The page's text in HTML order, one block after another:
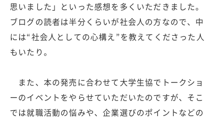
思いました」といった感想を多くいただきました。
ブログの読者は半分くらいが社会人の方なので、中
には“社会人としての心構え”を教えてくださった人
もいたり。
また、本の発売に合わせて大学生協でトークショ
ーのイベントをやらせていただいたのですが、そこ
では就職活動の悩みや、企業選びのポイントなどの